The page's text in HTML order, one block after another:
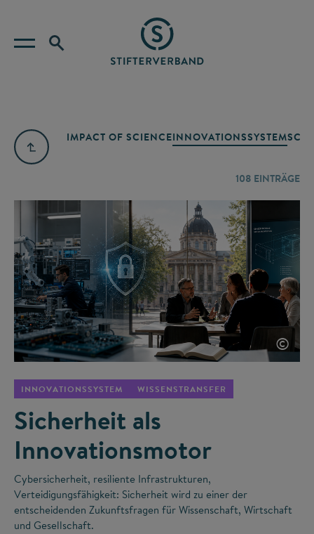
IMPACT OF SCIENCEINNOVATIONSSYSTEM
108 EINTRÄGE
©
INNOVATIONSSYSTEM WISSENSTRANSFER
Sicherheit als
Innovationsmotor
Cybersicherheit, resiliente Infrastrukturen,
Verteidigungsfähigkeit: Sicherheit wird zu einer der
entscheidenden Zukunftsfragen für Wissenschaft, Wirtschaft
und Gesellschaft.